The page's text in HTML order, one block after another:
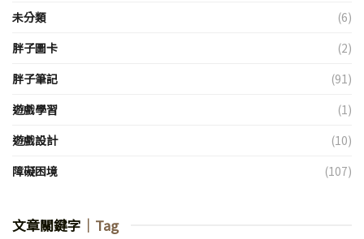
未分類
(6)
胖子圖卡
(2)
胖子筆記
(91)
遊戲學習
(1)
遊戲設計
(10)
障礙困境
(107)
文章關鍵字 ｜Tag